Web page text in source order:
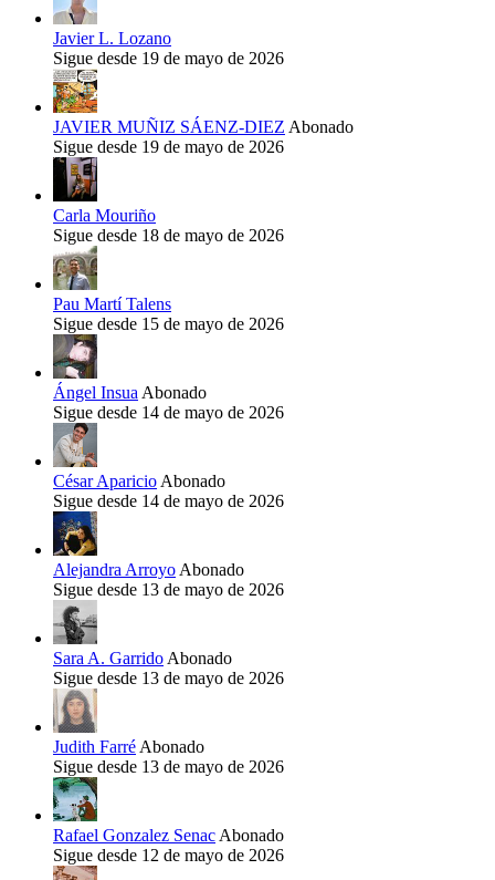
Javier L. Lozano
Sigue desde 19 de mayo de 2026
JAVIER MUÑIZ SÁENZ-DIEZ Abonado
Sigue desde 19 de mayo de 2026
Carla Mouriño
Sigue desde 18 de mayo de 2026
Pau Martí Talens
Sigue desde 15 de mayo de 2026
Ángel Insua Abonado
Sigue desde 14 de mayo de 2026
César Aparicio Abonado
Sigue desde 14 de mayo de 2026
Alejandra Arroyo Abonado
Sigue desde 13 de mayo de 2026
Sara A. Garrido Abonado
Sigue desde 13 de mayo de 2026
Judith Farré Abonado
Sigue desde 13 de mayo de 2026
Rafael Gonzalez Senac Abonado
Sigue desde 12 de mayo de 2026